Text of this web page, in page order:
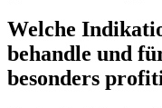
Welche
behandle und‌
besonders